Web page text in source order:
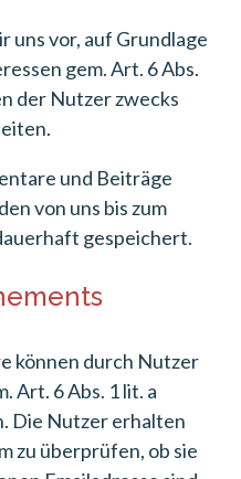
uns vor, auf Grundlage
gem. Art. 6 Abs.
der Nutzer zwecks
und Beiträge
von uns bis zum
gespeichert.
können durch Nutzer
Art. 6 Abs. 1 lit. a
Die Nutzer erhalten
zu überprüfen, ob sie